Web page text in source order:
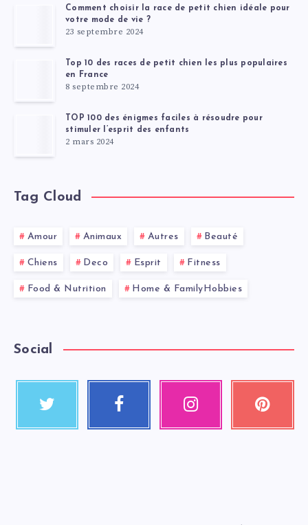
Comment choisir la race de petit chien idéale pour
votre mode de vie ?
23 septembre 2024
Top 10 des races de petit chien les plus populaires
en France
8 septembre 2024
TOP 100 des énigmes faciles à résoudre pour
stimuler l’esprit des enfants
2 mars 2024
Tag Cloud
Amour Animaux Autres Beauté
Chiens Deco Esprit Fitness
Food & Nutrition Home & FamilyHobbies
Social